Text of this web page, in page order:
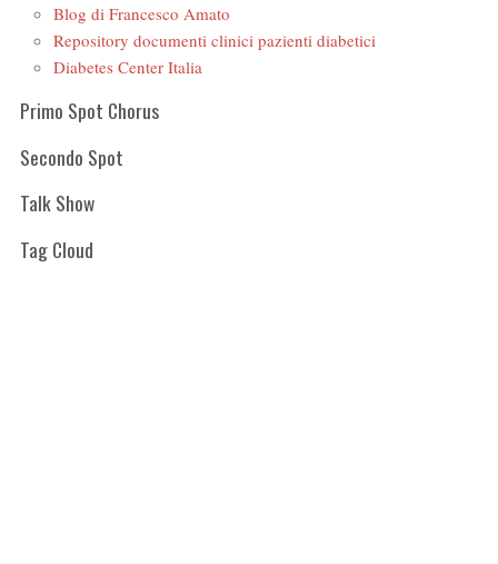
Blog di Francesco Amato
Repository documenti clinici pazienti diabetici
Diabetes Center Italia
Primo Spot Chorus
Secondo Spot
Talk Show
Tag Cloud